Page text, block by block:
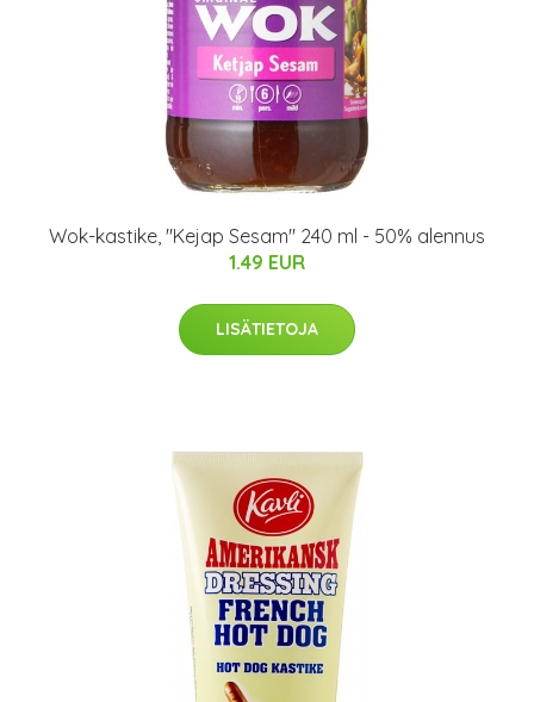
Wok-kastike, "Kejap Sesam" 240 ml - 50% alennus
1.49 EUR
LISÄTIETOJA